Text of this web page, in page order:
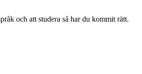
och att studera så har du kommit rätt.